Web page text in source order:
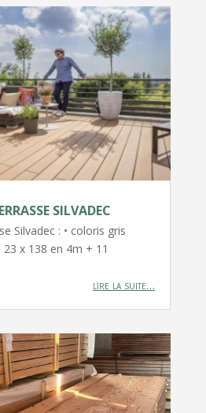
SILVADEC
Silvadec : • coloris gris
x 138 en 4m + 11
lire la suite…